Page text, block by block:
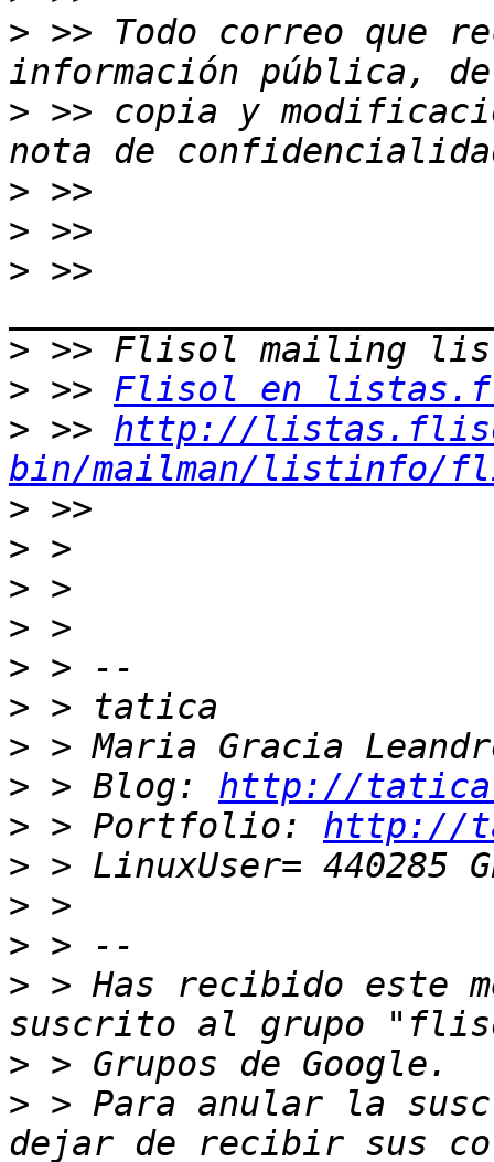
> >> Todo correo que
> >> copia y
>
>
> >>
>
> >> Flisol en
> >> http://
bin/mailman/listinfo/
>
>
>
>
>
>
>
> > Blog: http://
> > Portfolio: http://
>
>
>
> > Has recibido este
>
> > Para anular la